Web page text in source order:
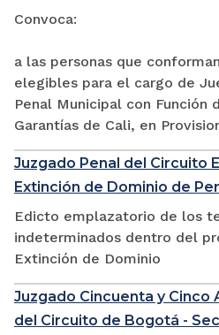
Convoca:
a las personas que
elegibles para el cargo de
Penal Municipal con Función
Garantías de Cali, en
Juzgado Penal del Circuito
Extinción de Dominio de
Edicto emplazatorio de los
indeterminados dentro del
Extinción de Dominio
Juzgado Cincuenta y Cinco
del Circuito de Bogotá -